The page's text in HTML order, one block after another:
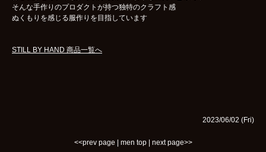
そんな手作りのプロダクトが持つ独特のクラフト感
ぬくもりを感じる服作りを目指しています
STILL BY HAND 商品一覧へ
2023/06/02 (Fri)
<<prev page men top| next page>>